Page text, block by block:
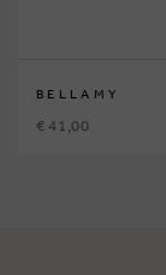
BELLAMY
€ 41,00